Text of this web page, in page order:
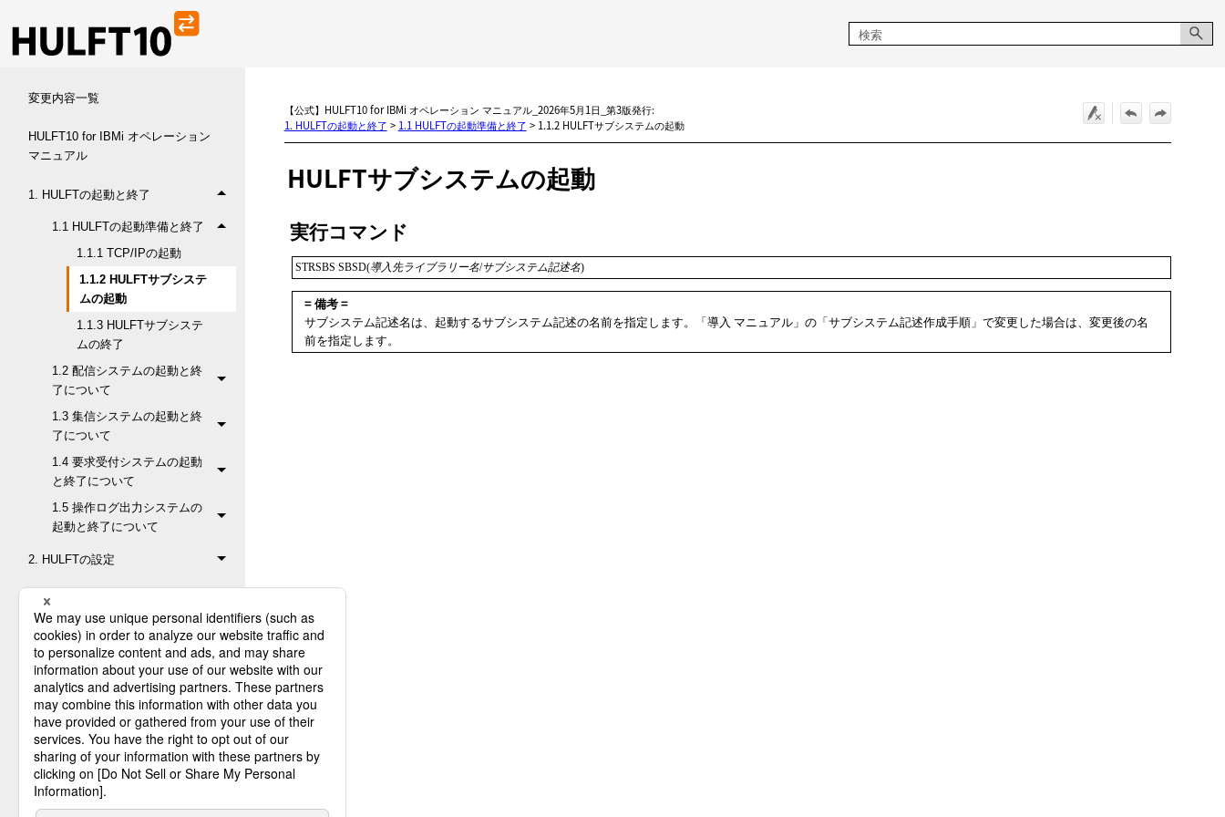
変更内容一覧
HULFT10 for IBMi オペレーション
マニュアル
1. HULFTの起動と終了
1.1 HULFTの起動準備と終了
1.1.1 TCP/IPの起動
1.1.2 HULFTサブシステ
ムの起動
1.1.3 HULFTサブシステ
ムの終了
1.2 配信システムの起動と終
了について
1.3 集信システムの起動と終
了について
1.4 要求受付システムの起動
と終了について
1.5 操作ログ出力システムの
起動と終了について
2. HULFTの設定
3. HULFT管理画面の操作
4. HULFT管理画面
5. HULFT操作コマンド
6. HULFTのユーティリティー
付録A. 履歴ファイルのフォーマッ
ト
付録B. コード変換一覧
【公式】HULFT10 for IBMi オペレーション マニュアル_2026年5月1日_第3版発行:
1. HULFTの起動と終了 > 1.1 HULFTの起動準備と終了 > 1.1.2 HULFTサブシステムの起動
HULFTサブシステムの起動
実行コマンド
STRSBS SBSD(導入先ライブラリー名/サブシステム記述名)
= 備考 =
サブシステム記述名は、起動するサブシステム記述の名前を指定します。
「導入 マニュアル」 の「サブシステム記述作成手順」で変更した場合は、変更後の名
前を指定します。